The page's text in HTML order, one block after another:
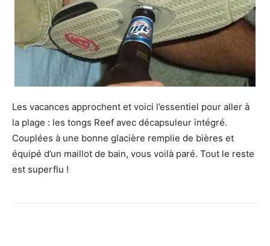
Les vacances approchent et voici l’essentiel pour aller à
la plage : les tongs Reef avec décapsuleur intégré.
Couplées à une bonne glacière remplie de bières et
équipé d’un maillot de bain, vous voilà paré. Tout le reste
est superflu !